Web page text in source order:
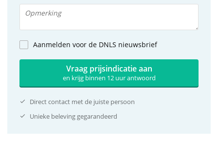
Aanmelden voor de DNLS nieuwsbrief
Vraag prijsindicatie aan
en krijg binnen 12 uur antwoord
Direct contact met de juiste persoon
Unieke beleving gegarandeerd